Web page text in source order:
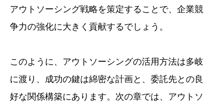
アウトソーシング戦略を策定することで、企業競
争力の強化に大きく貢献するでしょう。
このように、アウトソーシングの活用方法は多岐
に渡り、成功の鍵は綿密な計画と、委託先との良
好な関係構築にあります。次の章では、アウトソ